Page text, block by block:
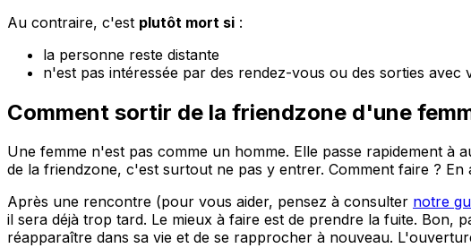
Au contraire, c'est plutôt mort si :
la personne reste distante
n'est pas intéressée par des rendez-vous ou des sorties avec
Comment sortir de la friendzone d'une
Une femme n'est pas comme un homme. Elle passe rapidement
de la friendzone, c'est surtout ne pas y entrer. Comment faire ?
Après une rencontre (pour vous aider, pensez à consulter notre
il sera déjà trop tard. Le mieux à faire est de prendre la fuite. Bon,
réapparaître dans sa vie et de se rapprocher à nouveau.